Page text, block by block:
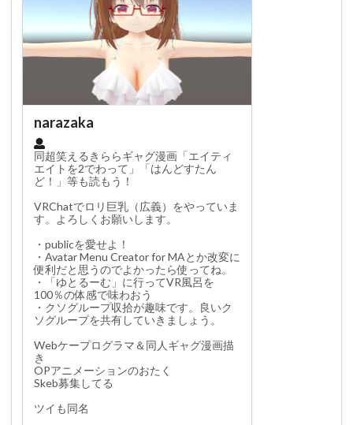
narazaka
同超笑えるきららギャグ漫画「エイティ
エイトを2でわって」「はんどすたん
ど！」等も読もう！
VRChatでロリ巨乳（広義）をやっていま
す。よろしくお願いします。
・publicを愛せよ！
・Avatar Menu Creator for MAとか改変に
便利だと思うのでよかったら使ってね。
・「ゆとるーむ」に行ってVR風呂を
100％の体感で味わおう
・クソグループ収拾が趣味です。良いク
ソグループを共有していきましょう。
Webケープログラマ＆同人ギャグ漫画描
き
OPアニメーションのおたく
Skeb募集してる
ツイも同名